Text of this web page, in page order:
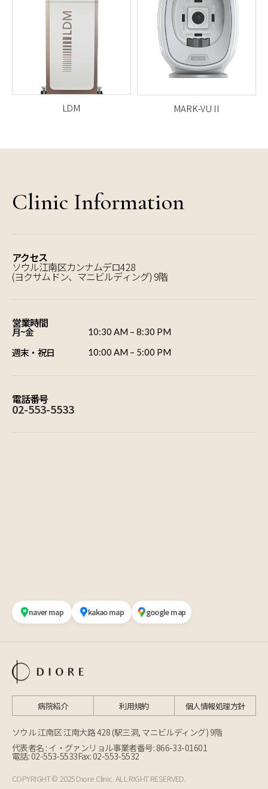
高密度超音波エネルギーによ
LDM
4種類の光源を用いて、肌を
MARK-VU II
Clinic Information
アクセス
ソウル江南区カンナムデロ428
(ヨクサムドン、マニビルディング) 9階
営業時間
月~金 10:30 AM – 8:30 PM
週末・祝日 10:00 AM – 5:00 PM
電話番号
02-553-5533
naver map kakao map google map
病院紹介 利用規約 個人情報処理方針
ソウル 江南区 江南大路 428 (駅三洞, マニビルディング) 9階
代表者名 : イ・グァンリョル事業者番号: 866-33-01601
電話: 02-553-5533Fax: 02-553-5532
COPYRIGHT © 2025 Diore Clinic. ALL RIGHT RESERVED.